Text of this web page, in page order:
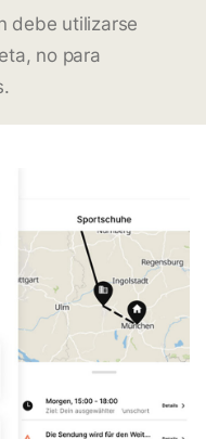
debe utilizarse
no para